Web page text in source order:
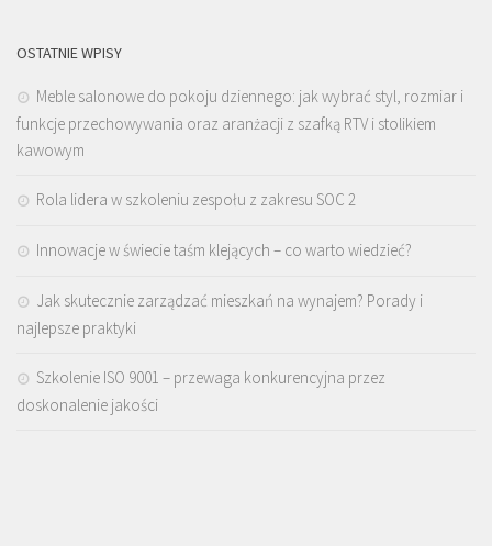
OSTATNIE WPISY
Meble salonowe do pokoju dziennego: jak wybrać styl, rozmiar i
funkcje przechowywania oraz aranżacji z szafką RTV i stolikiem
kawowym
Rola lidera w szkoleniu zespołu z zakresu SOC 2
Innowacje w świecie taśm klejących – co warto wiedzieć?
Jak skutecznie zarządzać mieszkań na wynajem? Porady i
najlepsze praktyki
Szkolenie ISO 9001 – przewaga konkurencyjna przez
doskonalenie jakości